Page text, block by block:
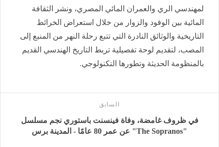
لمهندسي الري والعمران المائي المصري، ونشر الثقافة
المائية بين الوفود والزوار من خلال استعراض الخرائط
التاريخية والوثائق النادرة التي تتبع رحلة النهر من المنبع إلى
المصب، لتقديم لوحة تفصيلية تربط التاريخ الهندسي القديم
بالمنظومة الحديثة وتطورها التكنولوجي.
السابق
في ظروف غامضة، وفاة فينسنت باستوري نجم مسلسل
"The Sopranos" عن عمر 80 عامًا - المدينة برس